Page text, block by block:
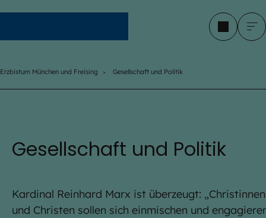
Erzbistum München und Freising Gesellschaft und Politik
Gesellschaft und Politik
Kardinal Reinhard Marx ist überzeugt: „Christinnen
und Christen sollen sich einmischen und